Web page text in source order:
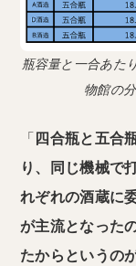
瓶容量と一合あた
物館の
「 四合瓶と五合
り、同じ機械で
れぞれの酒蔵に
が主流となった
たからというの